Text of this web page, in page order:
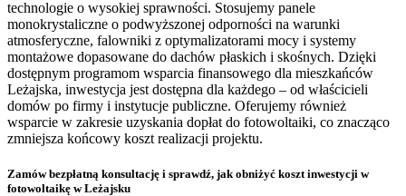
technologie o wysokiej sprawności. Stosujemy panele
monokrystaliczne o podwyższonej odporności na warunki
atmosferyczne, falowniki z optymalizatorami mocy i systemy
montażowe dopasowane do dachów płaskich i skośnych. Dzięki
dostępnym programom wsparcia finansowego dla mieszkańców
Leżajska, inwestycja jest dostępna dla każdego – od właścicieli
domów po firmy i instytucje publiczne. Oferujemy również
wsparcie w zakresie uzyskania dopłat do fotowoltaiki, co znacząco
zmniejsza końcowy koszt realizacji projektu.
Zamów bezpłatną konsultację i sprawdź, jak obniżyć koszt inwestycji w
fotowoltaikę w Leżajsku